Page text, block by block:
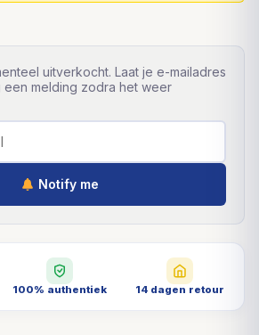
uitverkocht. Laat je e-mailadres
een melding zodra het weer
Notify me
100% authentiek 14 dagen retour